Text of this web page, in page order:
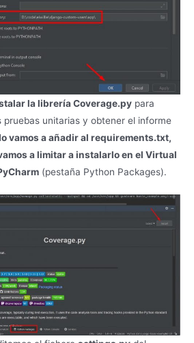
la librería Coverage.py para
pruebas unitarias y obtener el informe
vamos a añadir al requirements.txt,
a limitar a instalarlo en el Virtual
(pestaña Python Packages).